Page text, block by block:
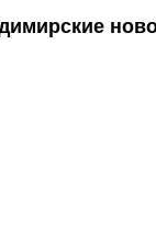
Принять